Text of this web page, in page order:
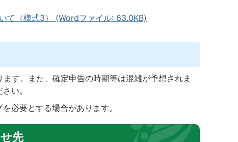
て（様式3） (Wordファイル: 63.0KB)
す。また、確定申告の時期等は混雑が予想されま
い。
必要とする場合があります。
先